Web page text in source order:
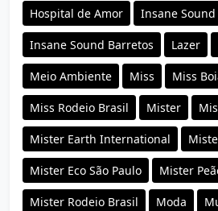
Hospital de Amor Insane Sound
Insane Sound Barretos Lazer
Meio Ambiente Miss Miss
Miss Rodeio Brasil Mister
Mister Earth International
Mister Eco São Paulo Mister
Mister Rodeio Brasil Moda